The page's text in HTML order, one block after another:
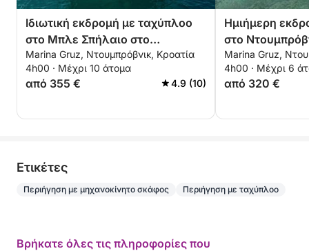
Ιδιωτική εκδρομή με ταχύπλοο
στο Μπλε Σπήλαιο στο
Ντουμπρόβνικ
Marina Gruz, Ντουμπρόβνικ, Κροατία
4h00 · Μέχρι 10 άτομα
από 355 € 4.9 (10)
Ημιήμερη
στο
μηχανοκίνητο
Marina Gruz,
4h00 · Μέχρι 6
από 320 €
Eτικέτες
Περιήγηση με μηχανοκίνητο σκάφος Περιήγηση με ταχύπλοο
Βρήκατε όλες τις πληροφορίες που